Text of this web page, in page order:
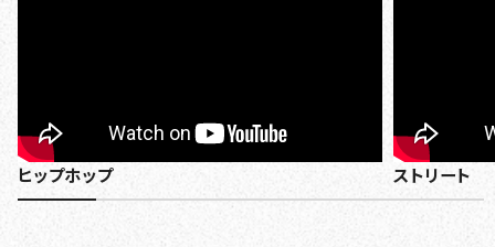
ヒップホップ ストリート